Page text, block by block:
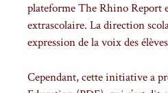
plateforme The Rhino Report
extrascolaire. La direction
expression de la voix des
Cependant, cette initiative a